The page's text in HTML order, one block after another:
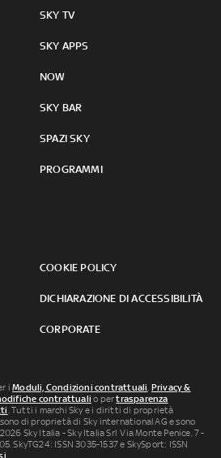
SKY TV
SKY APPS
NOW
SKY BAR
SPAZI SKY
PROGRAMMI
COOKIE POLICY
DICHIARAZIONE DI ACCESSIBILITÀ
CORPORATE
iModuli, Condizioni contrattuali, Privacy &
contrattuali o pertrasparenza
. Tutti i marchi Sky e i diritti di proprietà
di proprietà di Sky international AG e sono
Sky Italia - Sky Italia Srl Via Monte Penice, 7 -
SkyTG24: ISSN 3035-1537 e SkySport: ISSN